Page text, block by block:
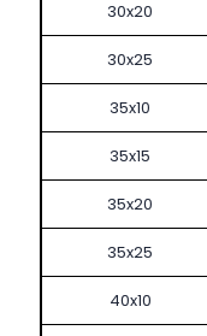
30x20
30x25
35x10
35x15
35x20
35x25
40x10